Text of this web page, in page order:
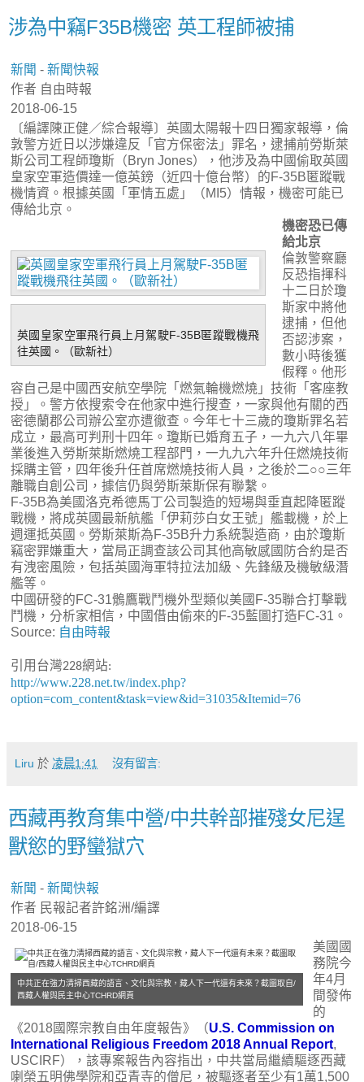
涉為中竊F35B機密 英工程師被捕
新聞 - 新聞快報
作者 自由時報
2018-06-15
〔編譯陳正健／綜合報導〕英國太陽報十四日獨家報導，倫
敦警方近日以涉嫌違反「官方保密法」罪名，逮捕前勞斯萊
斯公司工程師瓊斯（Bryn Jones），他涉及為中國偷取英國
皇家空軍造價達一億英鎊（近四十億台幣）的F-35B匿蹤戰
機情資。根據英國「軍情五處」（MI5）情報，機密可能已
傳給北京。
英國皇家空軍飛行員上月駕駛F-35B匿蹤戰機飛
往英國。（歐新社）
機密恐已傳
給北京
倫敦警察廳
反恐指揮科
十二日於瓊
斯家中將他
逮捕，但他
否認涉案，
數小時後獲
假釋。他形
容自己是中國西安航空學院「燃氣輪機燃燒」技術「客座教
授」。警方依搜索令在他家中進行搜查，一家與他有關的西
密德蘭郡公司辦公室亦遭徹查。今年七十三歲的瓊斯罪名若
成立，最高可判刑十四年。瓊斯已婚育五子，一九六八年畢
業後進入勞斯萊斯燃燒工程部門，一九九六年升任燃燒技術
採購主管，四年後升任首席燃燒技術人員，之後於二○○三年
離職自創公司，據信仍與勞斯萊斯保有聯繫。
F-35B為美國洛克希德馬丁公司製造的短場與垂直起降匿蹤
戰機，將成英國最新航艦「伊莉莎白女王號」艦載機，於上
週運抵英國。勞斯萊斯為F-35B升力系統製造商，由於瓊斯
竊密罪嫌重大，當局正調查該公司其他高敏感國防合約是否
有洩密風險，包括英國海軍特拉法加級、先鋒級及機敏級潛
艦等。
中國研發的FC-31鶻鷹戰鬥機外型類似美國F-35聯合打擊戰
鬥機，分析家相信，中國借由偷來的F-35藍圖打造FC-31。
Source: 自由時報
引用台灣228網站:
http://www.228.net.tw/index.php?
option=com_content&task=view&id=31035&Itemid=76
Liru 於 凌晨1:41 沒有留言:
西藏再教育集中營/中共幹部摧殘女尼逞
獸慾的野蠻獄穴
新聞 - 新聞快報
作者 民報記者許銘洲/編譯
2018-06-15
中共正在強力清掃西藏的語言、文化與宗教，藏人下一代還有未來？截圖取自/
西藏人權與民主中心TCHRD網頁
美國國
務院今
年4月
間發佈
的
《2018國際宗教自由年度報告》（U.S. Commission on
International Religious Freedom 2018 Annual Report,
USCIRF），該專案報告內容指出，中共當局繼續驅逐西藏
喇榮五明佛學院和亞青寺的僧尼，被驅逐者至少有1萬1,500